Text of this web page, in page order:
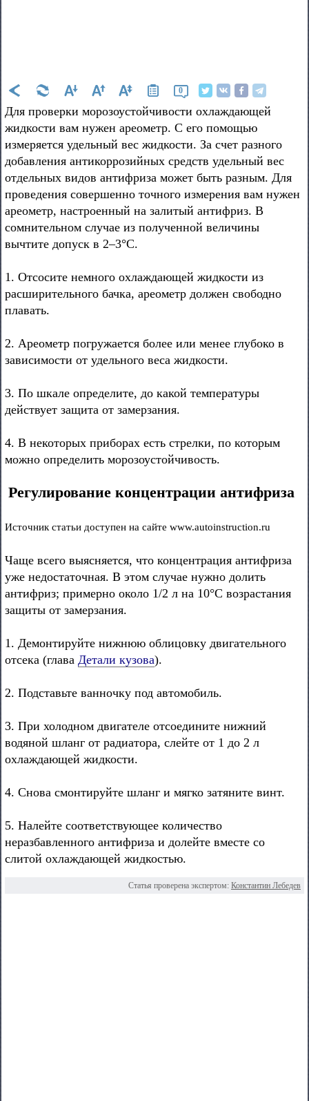
0
Для проверки морозоустойчивости охлаждающей
жидкости вам нужен ареометр. С его помощью
измеряется удельный вес жидкости. За счет разного
добавления антикоррозийных средств удельный вес
отдельных видов антифриза может быть разным. Для
проведения совершенно точного измерения вам нужен
ареометр, настроенный на залитый антифриз. В
сомнительном случае из полученной величины
вычтите допуск в 2–3°С.
1. Отсосите немного охлаждающей жидкости из
расширительного бачка, ареометр должен свободно
плавать.
2. Ареометр погружается более или менее глубоко в
зависимости от удельного веса жидкости.
3. По шкале определите, до какой температуры
действует защита от замерзания.
4. В некоторых приборах есть стрелки, по которым
можно определить морозоустойчивость.
Регулирование концентрации антифриза
Источник статьи доступен на сайте www.autoinstruction.ru
Чаще всего выясняется, что концентрация антифриза
уже недостаточная. В этом случае нужно долить
антифриз; примерно около 1/2 л на 10°С возрастания
защиты от замерзания.
1. Демонтируйте нижнюю облицовку двигательного
отсека (глава Детали кузова).
2. Подставьте ванночку под автомобиль.
3. При холодном двигателе отсоедините нижний
водяной шланг от радиатора, слейте от 1 до 2 л
охлаждающей жидкости.
4. Снова смонтируйте шланг и мягко затяните винт.
5. Налейте соответствующее количество
неразбавленного антифриза и долейте вместе со
слитой охлаждающей жидкостью.
Статья проверена экспертом: Константин Лебедев